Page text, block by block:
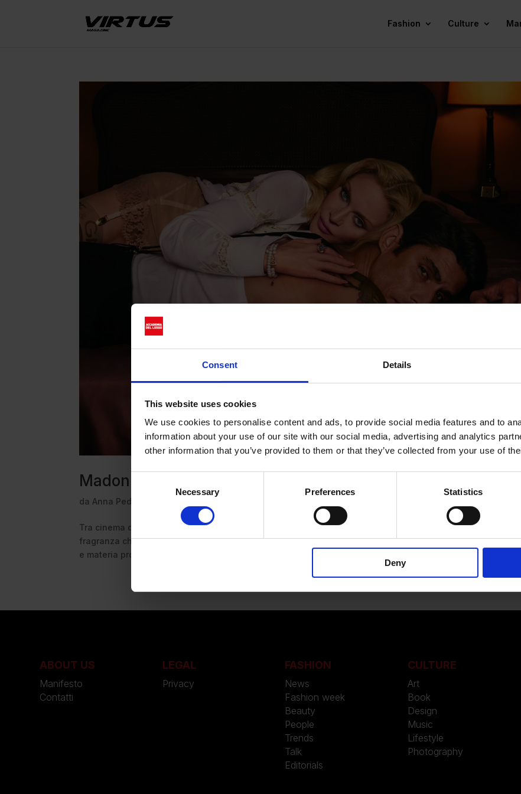
Consent Details
This website uses cookies
We use cookies to personalise content and ads, to provide social media features and to
information about your use of our site with our social media, advertising and analytics
other information that you’ve provided to them or that they’ve collected from your use of
Necessary Preferences Statistics
Deny
Fashion Culture
Madonna è la nuova icona di The One per Dolce&Gabbana
da Anna Pedrazzini
Tra cinema d’autore, seduzione ribaltata e nuove intensità olfattive, Dolce&Gabbana celebra vent’anni di
fragranza che è diventata linguaggio, gesto e dichiarazione di stile. Un racconto che unisce immaginario
e materia profumata, guardando al futuro...
ABOUT US
Manifesto
Contatti
LEGAL
Privacy
FASHION
News
Fashion week
Beauty
People
Trends
Talk
Editorials
CULTURE
Art
Book
Design
Music
Lifestyle
Photography